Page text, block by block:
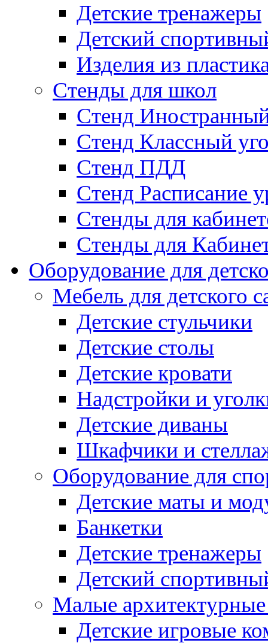
Детские тренажеры
Детский
Изделия из
Стенды для школ
Стенд
Стенд Классный
Стенд ПДД
Стенд Расписание
Стенды для
Стенды для
Оборудование для
Мебель для детского
Детские стульчики
Детские столы
Детские кровати
Надстройки и
Детские диваны
Шкафчики и
Оборудование для
Детские маты и
Банкетки
Детские тренажеры
Детский
Малые
Детские игровые